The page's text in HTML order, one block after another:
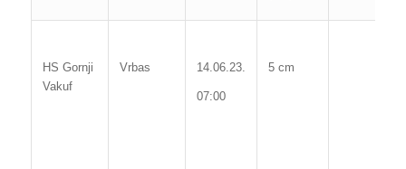
HS Gornji
Vakuf
Vrbas 14.06.23.
07:00
5 cm